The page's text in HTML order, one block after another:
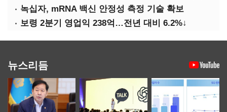
녹십자, mRNA 백신 안정성 측정 기술 확보
보령 2분기 영업익 238억…전년 대비 6.2%↓
뉴스리듬